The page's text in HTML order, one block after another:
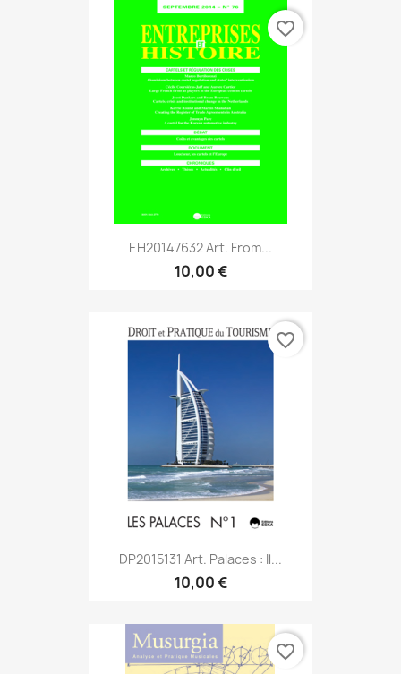
EH20147632 Art. From...
10,00 €
favorite_border
DP2015131 Art. Palaces : Il...
10,00 €
favorite_border
favorite_border